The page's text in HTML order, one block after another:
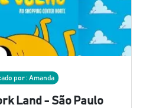
por : Amanda
Land - São Paulo